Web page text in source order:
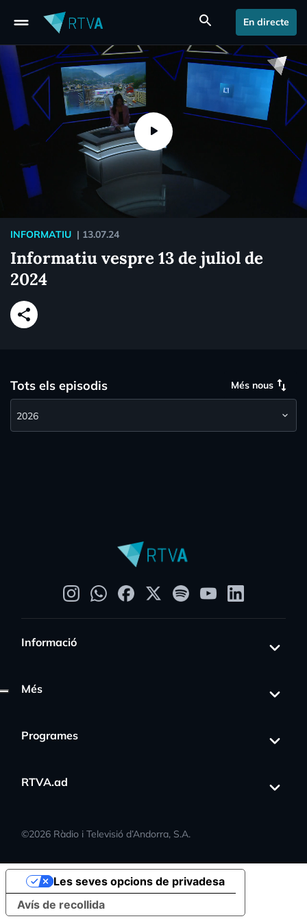
drag_handle search En directe
INFORMATIU | 13.07.24
Informatiu vespre 13 de juliol de
2024
share
Tots els episodis Més nous swap_vert
Informació
Més
Programes
RTVA.ad
©2026 Ràdio i Televisió d’Andorra, S.A.
Avís de recollida
Les seves opcions de privadesa